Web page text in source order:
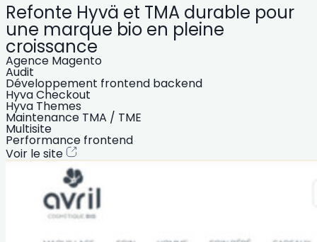
Refonte Hyvä et TMA durable pour
une marque bio en pleine
croissance
Agence Magento
Audit
Développement frontend backend
Hyva Checkout
Hyva Themes
Maintenance TMA / TME
Multisite
Performance frontend
Voir le site